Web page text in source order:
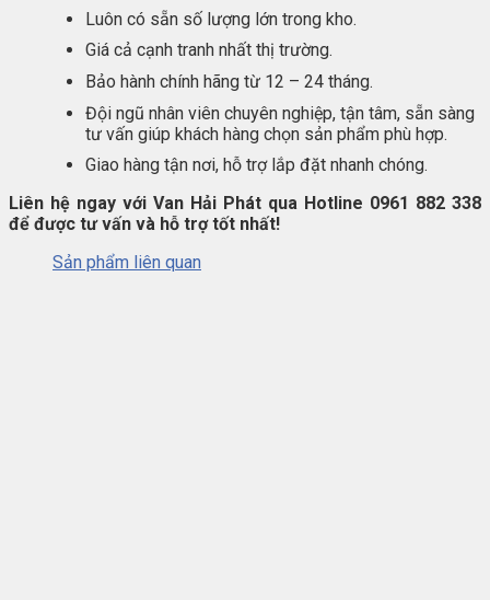
Luôn có sẵn số lượng lớn trong kho.
Giá cả cạnh tranh nhất thị trường.
Bảo hành chính hãng từ 12 – 24 tháng.
Đội ngũ nhân viên chuyên nghiệp, tận tâm, sẵn sàng
tư vấn giúp khách hàng chọn sản phẩm phù hợp.
Giao hàng tận nơi, hỗ trợ lắp đặt nhanh chóng.
Liên hệ ngay với Van Hải Phát qua Hotline 0961 882 338
để được tư vấn và hỗ trợ tốt nhất!
Sản phẩm liên quan